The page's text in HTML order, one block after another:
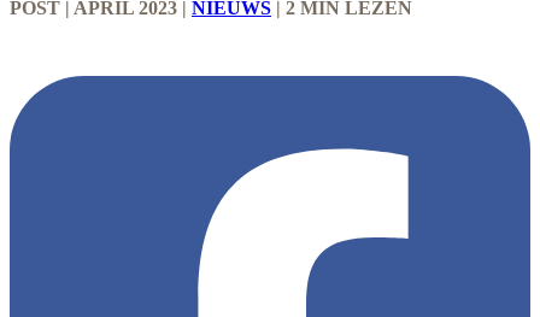
POST | APRIL 2023 | NIEUWS | 2 MIN LEZEN